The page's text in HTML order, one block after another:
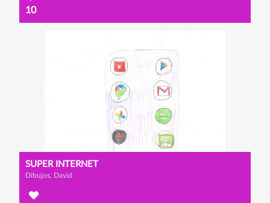
10
SUPER INTERNET
Dibujos, David